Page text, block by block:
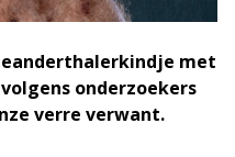
met
onderzoekers
verre verwant.